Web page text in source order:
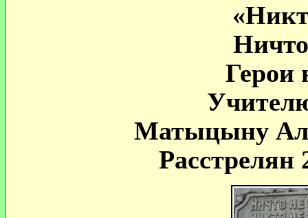
Герои
Матыцыну
Расстрелян